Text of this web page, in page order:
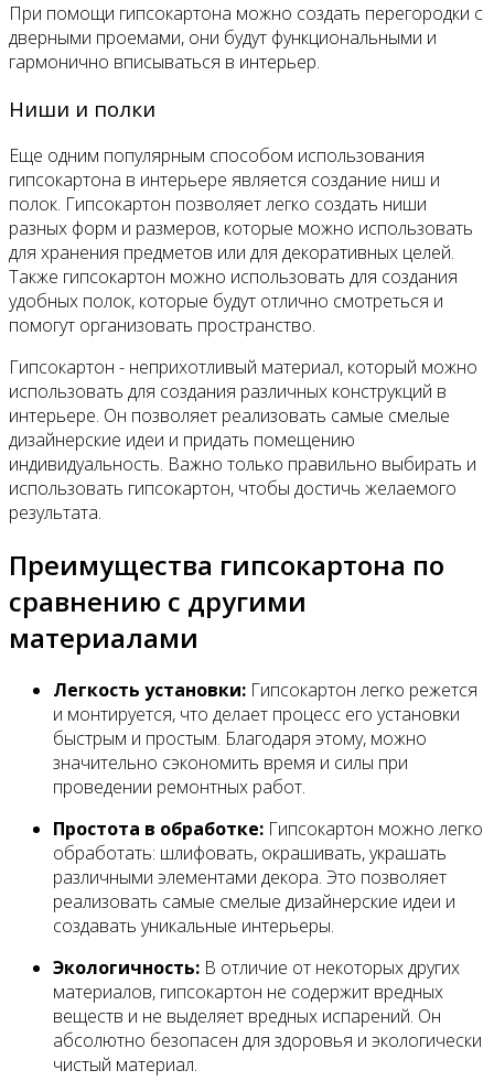
При помощи гипсокартона можно создать перегородки с
дверными проемами, они будут функциональными и
гармонично вписываться в интерьер.
Ниши и полки
Еще одним популярным способом использования
гипсокартона в интерьере является создание ниш и
полок. Гипсокартон позволяет легко создать ниши
разных форм и размеров, которые можно использовать
для хранения предметов или для декоративных целей.
Также гипсокартон можно использовать для создания
удобных полок, которые будут отлично смотреться и
помогут организовать пространство.
Гипсокартон - неприхотливый материал, который можно
использовать для создания различных конструкций в
интерьере. Он позволяет реализовать самые смелые
дизайнерские идеи и придать помещению
индивидуальность. Важно только правильно выбирать и
использовать гипсокартон, чтобы достичь желаемого
результата.
Преимущества гипсокартона по
сравнению с другими
материалами
Легкость установки: Гипсокартон легко режется
и монтируется, что делает процесс его установки
быстрым и простым. Благодаря этому, можно
значительно сэкономить время и силы при
проведении ремонтных работ.
Простота в обработке: Гипсокартон можно легко
обработать: шлифовать, окрашивать, украшать
различными элементами декора. Это позволяет
реализовать самые смелые дизайнерские идеи и
создавать уникальные интерьеры.
Экологичность: В отличие от некоторых других
материалов, гипсокартон не содержит вредных
веществ и не выделяет вредных испарений. Он
абсолютно безопасен для здоровья и экологически
чистый материал.